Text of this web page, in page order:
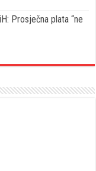
Prosječna plata “ne